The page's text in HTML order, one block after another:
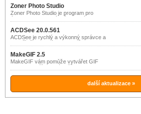
Zoner Photo Studio
Zoner Photo Studio je program pro
úpravu fotek a obrázků vhodný pro
začátečníky ale i pokročilejší a
náročnější uživatele od české
společnosti Zoner. S tímto programem
můžete fotky nejen upravovat, ale
získáte i editaci, správu a možnost sdílet
fotografie.
ACDSee 20.0.561
ACDSee je rychlý a výkonný správce a
prohlížeč grafických souborů.
MakeGIF 2.5
MakeGIF vám pomůže vytvářet GIF
soubory z příkazového řádku v
dávkovém režimu ze snímků formátu
BMP, JPEG (JPG), GIF, ICO, PSD,
další aktualizace »